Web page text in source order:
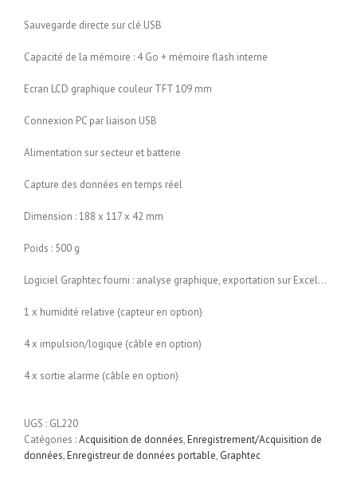
Sauvegarde directe sur clé USB
Capacité de la mémoire : 4 Go + mémoire flash interne
Ecran LCD graphique couleur TFT 109 mm
Connexion PC par liaison USB
Alimentation sur secteur et batterie
Capture des données en temps réel
Dimension : 188 x 117 x 42 mm
Poids : 500 g
Logiciel Graphtec fourni : analyse graphique, exportation sur Excel…
1 x humidité relative (capteur en option)
4 x impulsion/logique (câble en option)
4 x sortie alarme (câble en option)
UGS : GL220
Catégories :Acquisition de données,Enregistrement/Acquisition de
données,Enregistreur de données portable, Graphtec